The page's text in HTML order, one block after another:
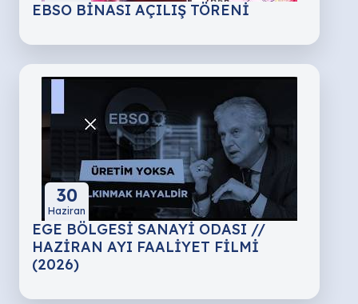
EBSO BİNASI AÇILIŞ TÖRENİ
30
Haziran
EGE BÖLGESİ SANAYİ ODASI //
HAZİRAN AYI FAALİYET FİLMİ
(2026)